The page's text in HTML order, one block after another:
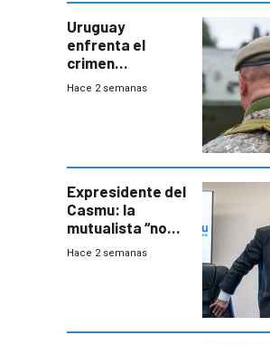
Uruguay
enfrenta el
crimen
organizado con
seguridad
Hace 2 semanas
Expresidente del
Casmu: la
mutualista “no
está para pagar”
Hace 2 semanas